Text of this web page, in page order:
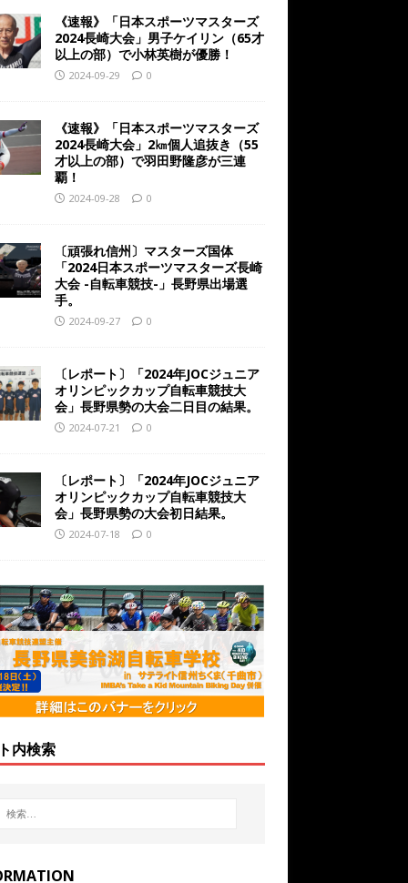
《速報》「日本スポーツマスターズ
2024長崎大会」男子ケイリン（65才
以上の部）で小林英樹が優勝！
2024-09-29 0
《速報》「日本スポーツマスターズ
2024長崎大会」2㎞個人追抜き（55
才以上の部）で羽田野隆彦が三連
覇！
2024-09-28 0
〔頑張れ信州〕マスターズ国体
「2024日本スポーツマスターズ長崎
大会 -自転車競技-」長野県出場選
手。
2024-09-27 0
〔レポート〕「2024年JOCジュニア
オリンピックカップ自転車競技大
会」長野県勢の大会二日目の結果。
2024-07-21 0
〔レポート〕「2024年JOCジュニア
オリンピックカップ自転車競技大
会」長野県勢の大会初日結果。
2024-07-18 0
内検索